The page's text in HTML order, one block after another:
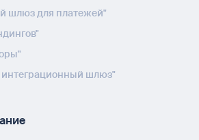
шлюз для платежей"
шлюз"